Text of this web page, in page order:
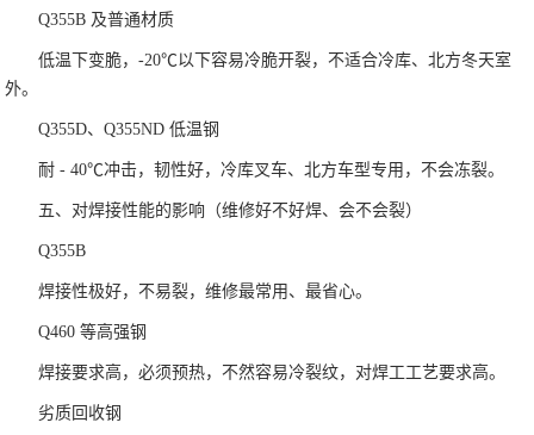
Q355B 及普通材质
低温下变脆，-20℃以下容易冷脆开裂，不适合冷库、北方冬天室
外。
Q355D、Q355ND 低温钢
耐 - 40℃冲击，韧性好，冷库叉车、北方车型专用，不会冻裂。
五、对焊接性能的影响（维修好不好焊、会不会裂）
Q355B
焊接性极好，不易裂，维修最常用、最省心。
Q460 等高强钢
焊接要求高，必须预热，不然容易冷裂纹，对焊工工艺要求高。
劣质回收钢